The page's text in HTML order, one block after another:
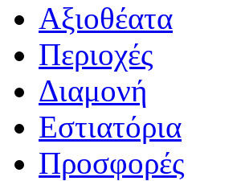
Αξιοθέατα
Περιοχές
Διαμονή
Εστιατόρια
Προσφορές